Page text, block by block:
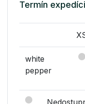
Termín
white
pepper